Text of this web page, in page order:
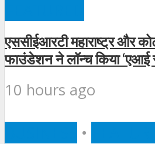
एससीईआरटी महाराष्ट्र और
फाउंडेशन ने लॉन्च किया ‘एआई
10 hours ago
•